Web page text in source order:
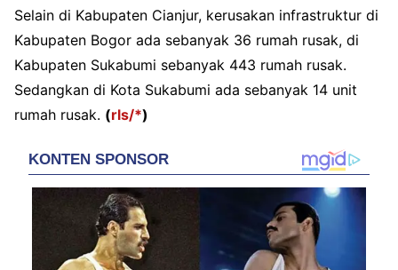
Selain di Kabupaten Cianjur, kerusakan infrastruktur di
Kabupaten Bogor ada sebanyak 36 rumah rusak, di
Kabupaten Sukabumi sebanyak 443 rumah rusak.
Sedangkan di Kota Sukabumi ada sebanyak 14 unit
rumah rusak. (rls/*)